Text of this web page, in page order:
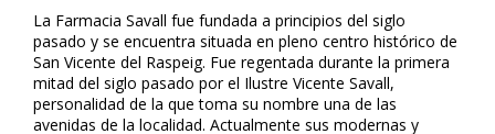
La Farmacia Savall fue fundada a principios del siglo
pasado y se encuentra situada en pleno centro histórico de
San Vicente del Raspeig. Fue regentada durante la primera
mitad del siglo pasado por el Ilustre Vicente Savall,
personalidad de la que toma su nombre una de las
avenidas de la localidad. Actualmente sus modernas y